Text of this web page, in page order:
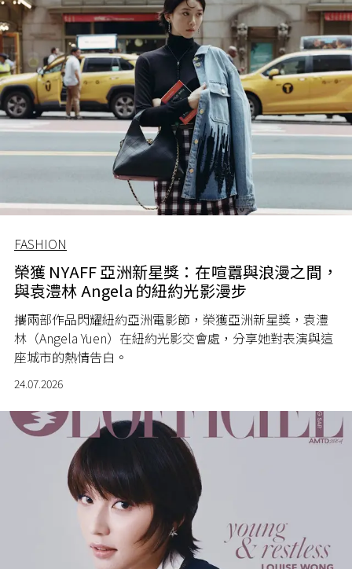
FASHION
榮獲 NYAFF 亞洲新星獎：在喧囂與浪漫之間，
與袁澧林 Angela 的紐約光影漫步
攜兩部作品閃耀紐約亞洲電影節，榮獲亞洲新星獎，袁澧
林（Angela Yuen）在紐約光影交會處，分享她對表演與這
座城市的熱情告白。
24.07.2026